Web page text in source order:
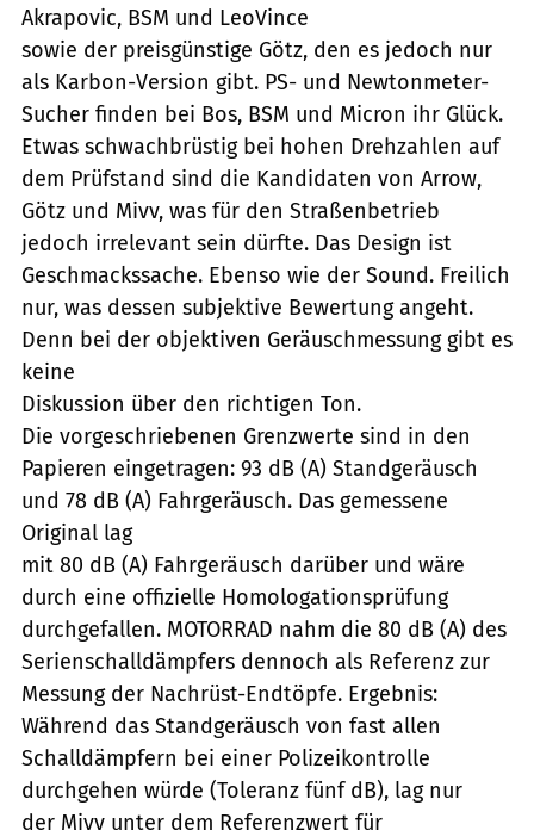
Akrapovic, BSM und LeoVince
sowie der preisgünstige Götz, den es jedoch nur
als Karbon-Version gibt. PS- und Newtonmeter-
Sucher finden bei Bos, BSM und Micron ihr Glück.
Etwas schwachbrüstig bei hohen Drehzahlen auf
dem Prüfstand sind die Kandidaten von Arrow,
Götz und Mivv, was für den Straßenbetrieb
jedoch irrelevant sein dürfte. Das Design ist
Geschmackssache. Ebenso wie der Sound. Freilich
nur, was dessen subjektive Bewertung angeht.
Denn bei der objektiven Geräuschmessung gibt es
keine
Diskussion über den richtigen Ton.
Die vorgeschriebenen Grenzwerte sind in den
Papieren eingetragen: 93 dB (A) Standgeräusch
und 78 dB (A) Fahrgeräusch. Das gemessene
Original lag
mit 80 dB (A) Fahrgeräusch darüber und wäre
durch eine offizielle Homologationsprüfung
durchgefallen. MOTORRAD nahm die 80 dB (A) des
Serienschalldämpfers dennoch als Referenz zur
Messung der Nachrüst-Endtöpfe. Ergebnis:
Während das Standgeräusch von fast allen
Schalldämpfern bei einer Polizeikontrolle
durchgehen würde (Toleranz fünf dB), lag nur
der Mivv unter dem Referenzwert für